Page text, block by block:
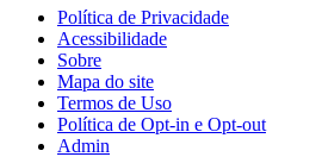
Política de Privacidade
Acessibilidade
Sobre
Mapa do site
Termos de Uso
Política de Opt-in e Opt-out
Admin